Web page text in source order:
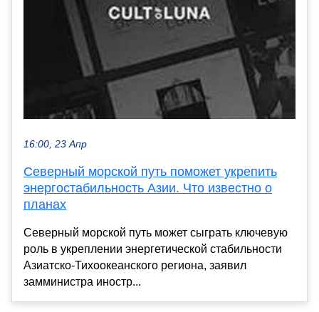
16:00, 23 Апр
Северный морской путь поможет укрепить
энергостабильность Азии. Что известно о
планах
Северный морской путь может сыграть ключевую
роль в укреплении энергетической стабильности
Азиатско-Тихоокеанского региона, заявил
замминистра иностр...